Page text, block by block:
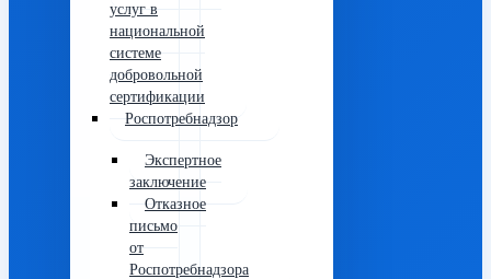
услуг в
национальной
системе
добровольной
сертификации
Роспотребнадзор
Экспертное
заключение
Отказное
письмо
от
Роспотребнадзора